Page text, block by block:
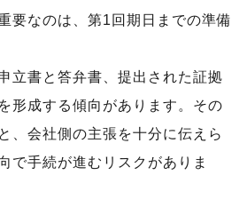
要なのは、第1回期日までの準備
立書と答弁書、提出された証拠
形成する傾向があります。その
、会社側の主張を十分に伝えら
で手続が進むリスクがありま